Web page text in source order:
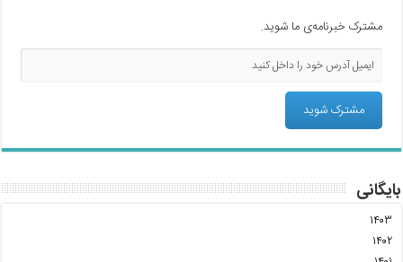
مشترک خبرنامه‌ی ما شوید.
بایگانی
۱۴۰۳
۱۴۰۲